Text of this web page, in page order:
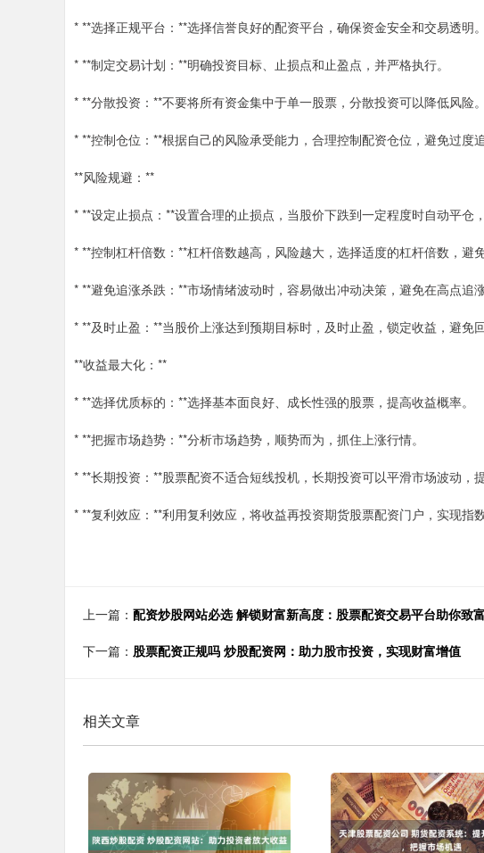
* **选择正规平台：**选择信誉良好的配资平台，确保资金安全和交易透明。
* **制定交易计划：**明确投资目标、止损点和止盈点，并严格执行。
* **分散投资：**不要将所有资金集中于单一股票，分散投资可以降低风险。
* **控制仓位：**根据自己的风险承受能力，合理控制配资仓位，避免过度追
**风险规避：**
* **设定止损点：**设置合理的止损点，当股价下跌到一定程度时自动平仓
* **控制杠杆倍数：**杠杆倍数越高，风险越大，选择适度的杠杆倍数，避
* **避免追涨杀跌：**市场情绪波动时，容易做出冲动决策，避免在高点追
* **及时止盈：**当股价上涨达到预期目标时，及时止盈，锁定收益，避免回
**收益最大化：**
* **选择优质标的：**选择基本面良好、成长性强的股票，提高收益概率。
* **把握市场趋势：**分析市场趋势，顺势而为，抓住上涨行情。
* **长期投资：**股票配资不适合短线投机，长期投资可以平滑市场波动，
* **复利效应：**利用复利效应，将收益再投资期货股票配资门户，实现指数
上一篇： 配资炒股网站必选 解锁财富新高度：股票配资交易平台助你致富
下一篇： 股票配资正规吗 炒股配资网：助力股市投资，实现财富增值
相关文章